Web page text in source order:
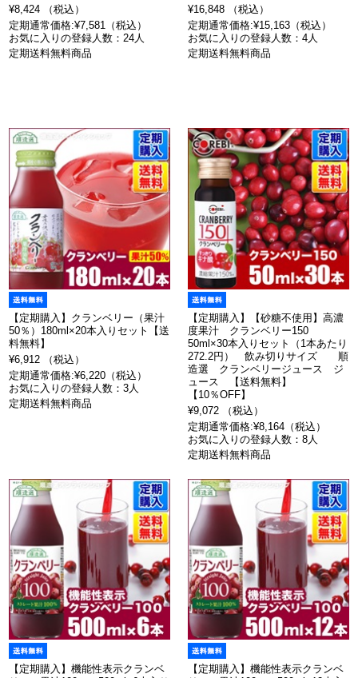
¥8,424 （税込）
定期通常価格:¥7,581（税込）
お気に入りの登録人数：24人
定期送料無料商品
¥16,848 （税込）
定期通常価格:¥15,163（税込）
お気に入りの登録人数：4人
定期送料無料商品
【定期購入】クランベリー（果汁
50％）180ml×20本入りセット【送
料無料】
¥6,912 （税込）
定期通常価格:¥6,220（税込）
お気に入りの登録人数：3人
定期送料無料商品
【定期購入】【砂糖不使用】高濃
度果汁 クランベリー150
50ml×30本入りセット（1本あたり
272.2円） 飲み切りサイズ 順
造選 クランベリージュース ジ
ュース 【送料無料】
【10％OFF】
¥9,072 （税込）
定期通常価格:¥8,164（税込）
お気に入りの登録人数：8人
定期送料無料商品
【定期購入】機能性表示クランベ
【定期購入】機能性表示クランベ